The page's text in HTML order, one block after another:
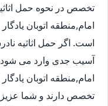
تخصص در نحوه حمل اثاثیه
امام,منطقه اتوبان
است. اگر حمل اثاثیه
آسیب جدی وارد می شود.
امام,منطقه اتوبان
تخصص دارند و شما